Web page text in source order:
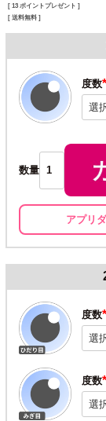
[ 13 ポイントプレゼント ]
送料無料
度数
数量
アプリ
度数
度数